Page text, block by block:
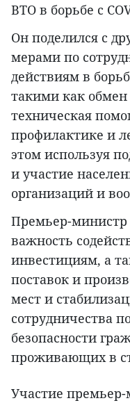
ВТО в борьбе с
Он поделился с
мерами по
действиям в
такими как
техническая
профилактике и
этом используя
и участие
организаций и
Премьер-
важность
инвестициям, а
поставок и
мест и
сотрудничества
безопасности
проживающих в
Участие